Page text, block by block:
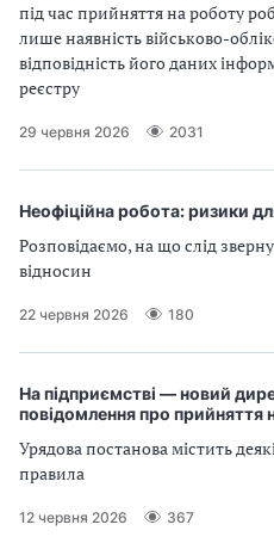
під час прийняття на роботу
лише наявність військово-
відповідність його даних
реєстру
29 червня 2026 2031
Неофіційна робота: ризики
Розповідаємо, на що слід
відносин
22 червня 2026 180
На підприємстві — новий
повідомлення про прийняття
Урядова постанова містить
правила
12 червня 2026 367